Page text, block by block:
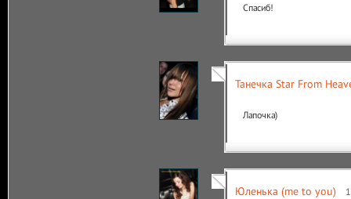
Спасиб!
Танечка Star From
Лапочка)
Юленька (me to you)